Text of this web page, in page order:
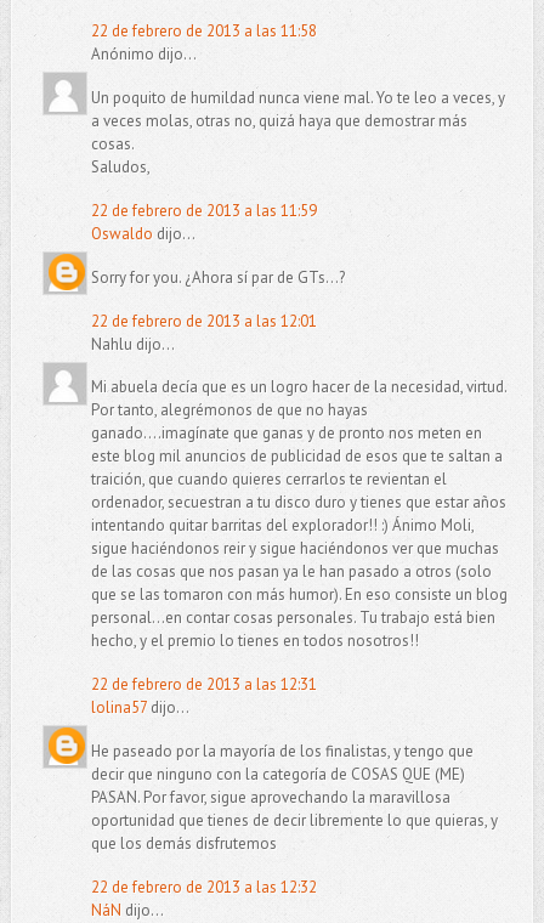
22 de febrero de 2013 a las 11:58
Anónimo dijo...
Un poquito de humildad nunca viene mal. Yo te leo a veces, y
a veces molas, otras no, quizá haya que demostrar más
cosas.
Saludos,
22 de febrero de 2013 a las 11:59
Oswaldo dijo...
Sorry for you. ¿Ahora sí par de GTs...?
22 de febrero de 2013 a las 12:01
Nahlu dijo...
Mi abuela decía que es un logro hacer de la necesidad, virtud.
Por tanto, alegrémonos de que no hayas
ganado....imagínate que ganas y de pronto nos meten en
este blog mil anuncios de publicidad de esos que te saltan a
traición, que cuando quieres cerrarlos te revientan el
ordenador, secuestran a tu disco duro y tienes que estar años
intentando quitar barritas del explorador!! :) Ánimo Moli,
sigue haciéndonos reir y sigue haciéndonos ver que muchas
de las cosas que nos pasan ya le han pasado a otros (solo
que se las tomaron con más humor). En eso consiste un blog
personal...en contar cosas personales. Tu trabajo está bien
hecho, y el premio lo tienes en todos nosotros!!
22 de febrero de 2013 a las 12:31
lolina57dijo...
He paseado por la mayoría de los finalistas, y tengo que
decir que ninguno con la categoría de COSAS QUE (ME)
PASAN. Por favor, sigue aprovechando la maravillosa
oportunidad que tienes de decir libremente lo que quieras, y
que los demás disfrutemos
22 de febrero de 2013 a las 12:32
NáN dijo...